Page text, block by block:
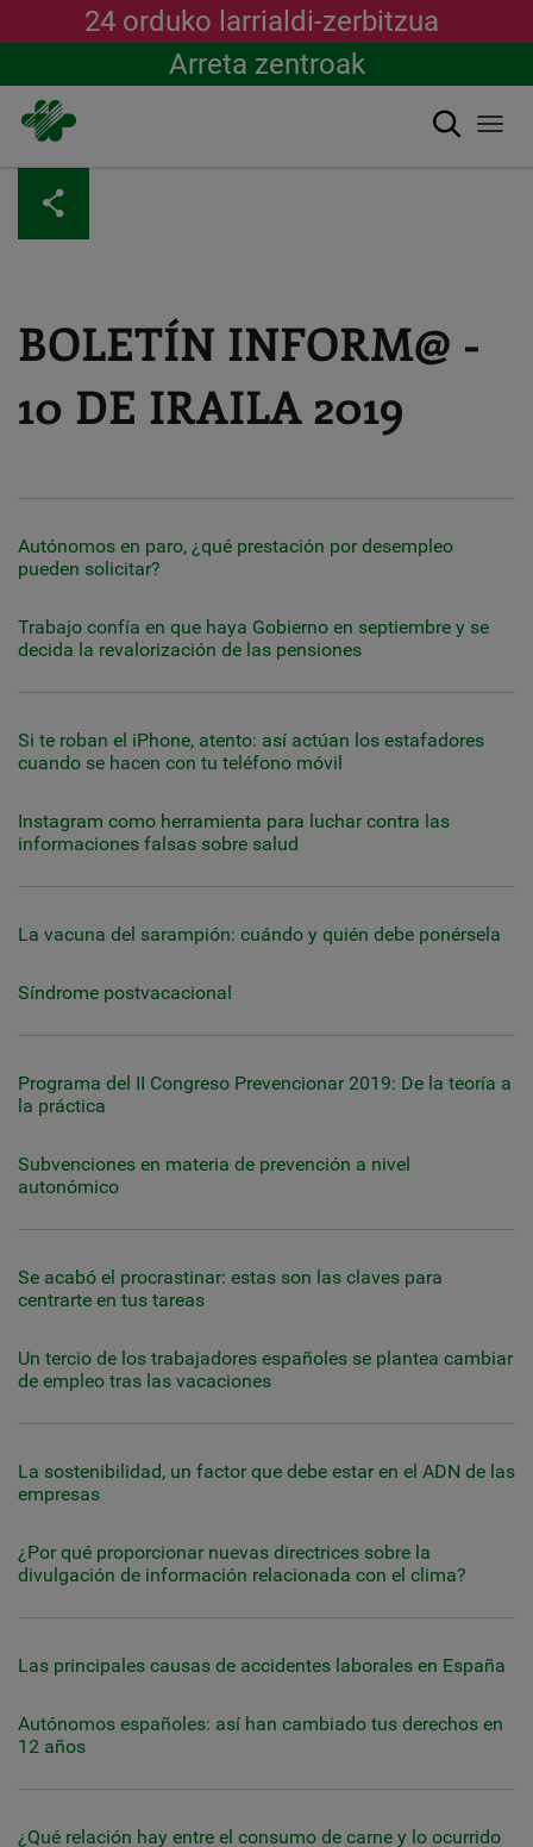
content
24 orduko larrialdi-zerbitzua
Arreta zentroak
Bilatu
BOLETÍN INFORM@ -
10 DE IRAILA 2019
Autónomos en paro, ¿qué prestación por desempleo
pueden solicitar?
Trabajo confía en que haya Gobierno en septiembre y se
decida la revalorización de las pensiones
Si te roban el iPhone, atento: así actúan los estafadores
cuando se hacen con tu teléfono móvil
Instagram como herramienta para luchar contra las
informaciones falsas sobre salud
La vacuna del sarampión: cuándo y quién debe ponérsela
Síndrome postvacacional
Programa del II Congreso Prevencionar 2019: De la teoría a
la práctica
Subvenciones en materia de prevención a nivel
autonómico
Se acabó el procrastinar: estas son las claves para
centrarte en tus tareas
Un tercio de los trabajadores españoles se plantea cambiar
de empleo tras las vacaciones
La sostenibilidad, un factor que debe estar en el ADN de las
empresas
¿Por qué proporcionar nuevas directrices sobre la
divulgación de información relacionada con el clima?
Las principales causas de accidentes laborales en España
Autónomos españoles: así han cambiado tus derechos en
12 años
¿Qué relación hay entre el consumo de carne y lo ocurrido